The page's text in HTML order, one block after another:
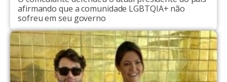
afirmando que a comunidade LGBTQIA+ não
sofreu em seu governo